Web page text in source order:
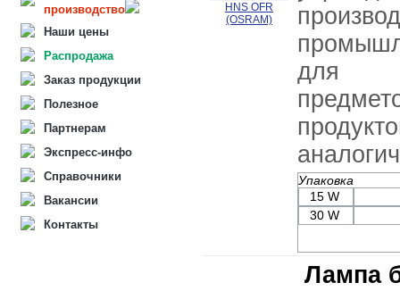
производство
Наши цены
Распродажа
Заказ продукции
Полезное
Партнерам
Экспресс-инфо
Справочники
Вакансии
Контакты
для
Упаковка
15 W
30 W
Лампа